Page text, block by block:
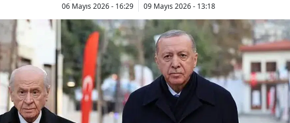
06 Mayıs 2026 - 16:29
09 Mayıs 2026 - 13:18